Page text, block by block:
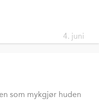
4. juni
som mykgjør huden